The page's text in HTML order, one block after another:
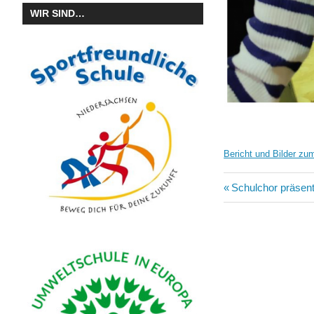
Bericht und Bilder
Vorheriger
Beitrag:
Schulchor
WIR SIND…